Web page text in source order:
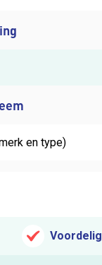
en type)
Voordelig